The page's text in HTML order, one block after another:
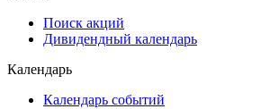
Самые популярные облигации на
Дивидендный календарь